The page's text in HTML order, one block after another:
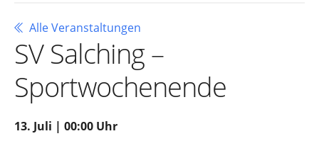
Alle Veranstaltungen
SV Salching –
Sportwochenende
13. Juli | 00:00 Uhr